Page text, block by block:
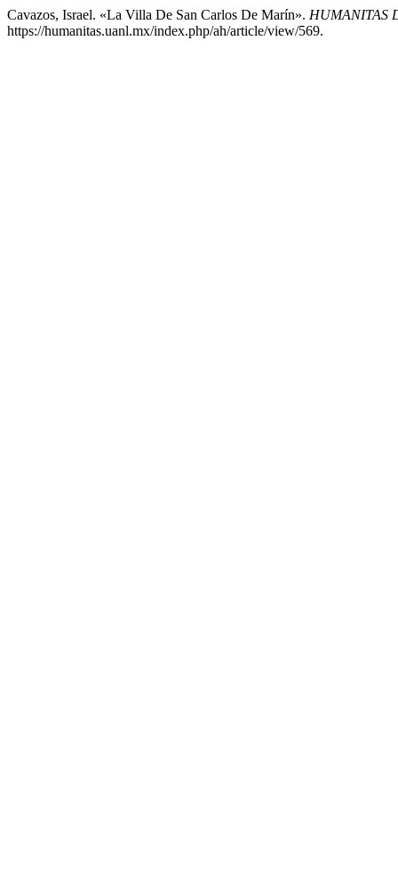
Cavazos, Israel. «La Villa De San Carlos De Marín». HUMANITAS
https://humanitas.uanl.mx/index.php/ah/article/view/569.